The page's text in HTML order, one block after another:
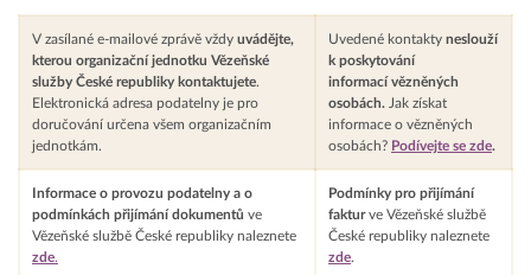
V zasílané e-mailové zprávě vždy uvádějte,
kterou organizační jednotku Vězeňské
služby České republiky kontaktujete.
Elektronická adresa podatelny je pro
doručování určena všem organizačním
jednotkám.
Uvedené kontakty neslouží
k poskytování
informací vězněných
osobách. Jak získat
informace o vězněných
osobách? Podívejte se zde.
Informace o provozu podatelny a o
podmínkách přijímání dokumentů ve
Vězeňské službě České republiky naleznete
zde.
Podmínky pro přijímání
fakturve Vězeňské službě
České republiky naleznete
zde.